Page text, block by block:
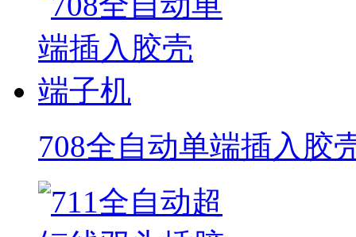
708全自动单端插入胶